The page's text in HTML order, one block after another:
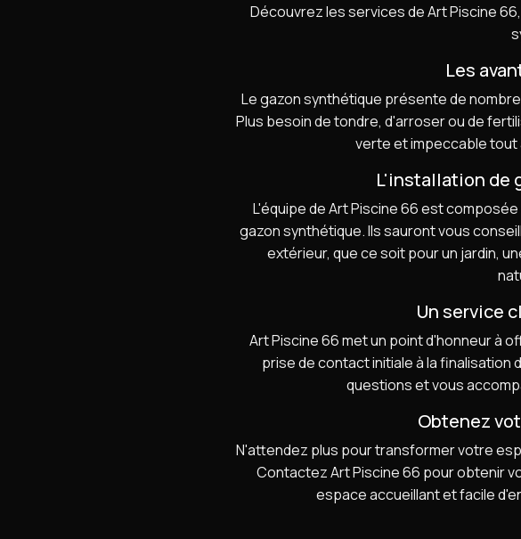
Découvrez les services de Art Piscine
Les
Le gazon synthétique présente de
Plus besoin de tondre, d'arroser ou de
verte et impeccable tout
L'installation de
L'équipe de Art Piscine 66 est
gazon synthétique. Ils sauront vous
extérieur, que ce soit pour un jardin,
Un service
Art Piscine 66 met un point d'honneur à
prise de contact initiale à la
questions et vous
Obtenez
N'attendez plus pour transformer votre
Contactez Art Piscine 66 pour obtenir
espace accueillant et facile